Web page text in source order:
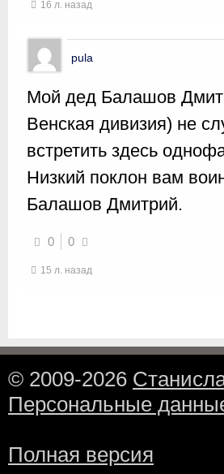
16 л. назад
pula
Мой дед Балашов
Венская дивизия) не
встретить здесь
Низкий поклон вам
Балашов Дмитрий.
0 0
15 л. назад
© 2009-2026
Персональные
Полная версия